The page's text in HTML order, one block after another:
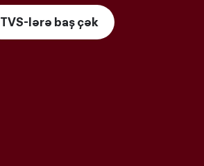
TVS-lərə baş çək